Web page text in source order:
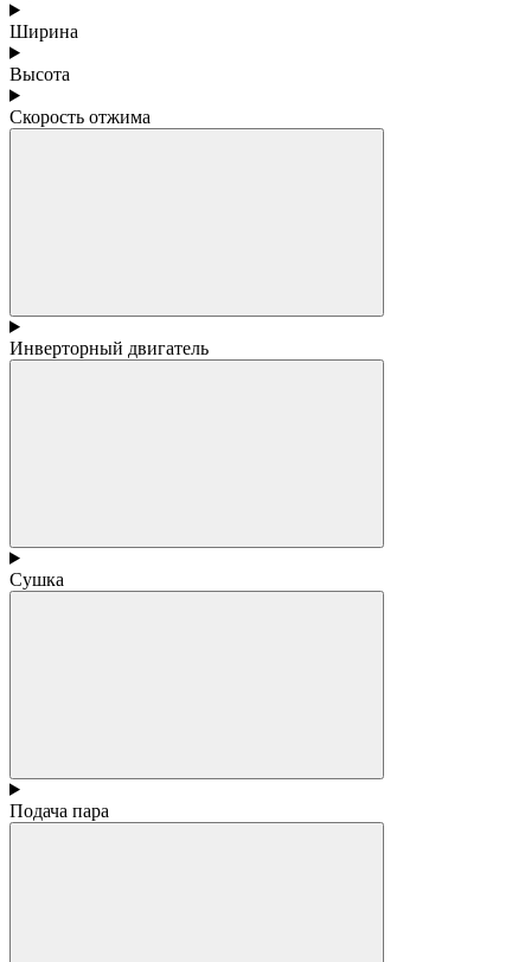
Ширина
Высота
Скорость отжима
Инверторный двигатель
Сушка
Подача пара